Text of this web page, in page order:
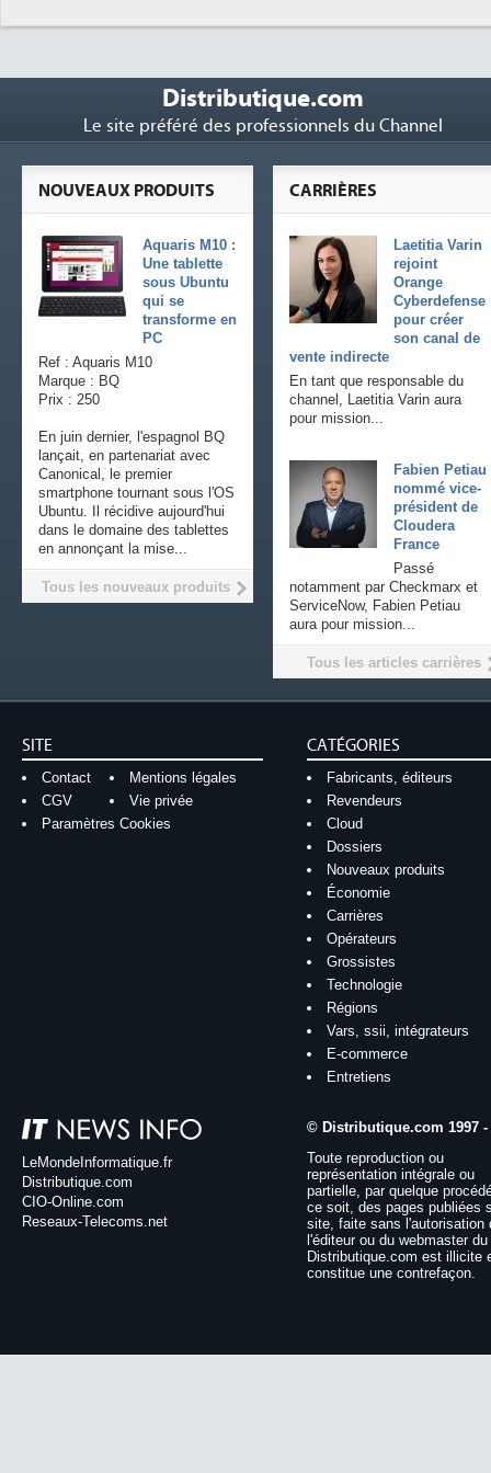
Distributique.com
Le site préféré des professionnels du Channel
CARRIÈRES
Laetitia Varin
rejoint
Orange
Cyberdefense
pour créer
son canal de
vente indirecte
En tant que responsable du
channel, Laetitia Varin aura
pour mission...
Fabien Petiau
nommé vice-
président de
Cloudera
France
Passé
notamment par Checkmarx et
ServiceNow, Fabien Petiau
aura pour mission...
Tous les articles carrières
NOUVEAUX PRODUITS
Aquaris M10 :
Une tablette
sous Ubuntu
qui se
transforme en
PC
Ref : Aquaris M10
Marque : BQ
Prix : 250
En juin dernier, l'espagnol BQ
lançait, en partenariat avec
Canonical, le premier
smartphone tournant sous l'OS
Ubuntu. Il récidive aujourd'hui
dans le domaine des tablettes
en annonçant la mise...
Tous les nouveaux produits
SITE
Contact
Mentions légales
CGV
Vie privée
Paramètres Cookies
CATÉGORIES
Fabricants, éditeurs
Revendeurs
Cloud
Dossiers
Nouveaux produits
Économie
Carrières
Opérateurs
Grossistes
Technologie
Régions
Vars, ssii, intégrateurs
E-commerce
Entretiens
LeMondeInformatique.fr
Distributique.com
CIO-Online.com
Reseaux-Telecoms.net
© Distributique.com 1997 -
Toute reproduction ou
représentation intégrale ou
partielle, par quelque
ce soit, des pages publiées
site, faite sans l'autorisation
l'éditeur ou du webmaster
Distributique.com est illicite
constitue une contrefaçon.